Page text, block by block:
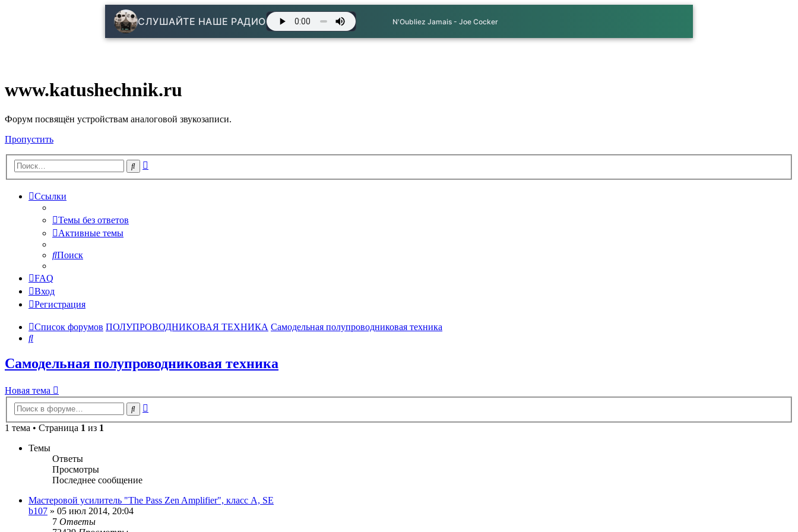
СЛУШАЙТЕ НАШЕ РАДИО N'Oubliez Jamais - Joe Cocker
www.katushechnik.ru
Форум посвящён устройствам аналоговой звукозаписи.
Пропустить
Поиск
Ссылки
Темы без ответов
Активные темы
Поиск
FAQ
Вход
Регистрация
Список форумов ПОЛУПРОВОДНИКОВАЯ ТЕХНИКА Самодельная полупроводниковая техника
Поиск
Самодельная полупроводниковая техника
Новая тема
Поиск
1 тема • Страница 1 из 1
Темы
Ответы
Просмотры
Последнее сообщение
Мастеровой усилитель "The Pass Zen Amplifier", класс A, SE
b107 » 05 июл 2014, 20:04
7 Ответы